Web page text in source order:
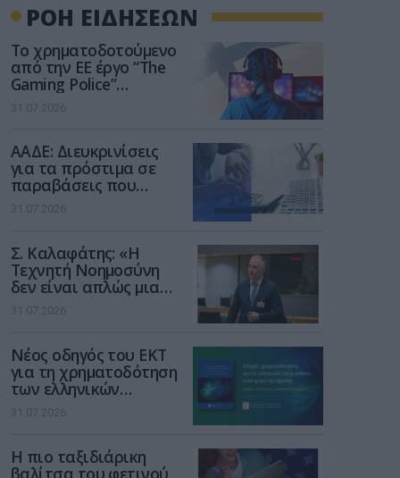
ΡΟΗ ΕΙΔΗΣΕΩΝ
Το χρηματοδοτούμενο
από την ΕΕ έργο “The
Gaming Police”
ενισχύει την ασφάλεια
των παιδιών στο
31.07.2026
ΑΑΔΕ: Διευκρινίσεις
για τα πρόστιμα σε
παραβάσεις που
αφορούν τους ΦΗΜ
31.07.2026
Σ. Καλαφάτης: «Η
Τεχνητή Νοημοσύνη
δεν είναι απλώς μια
νέα τεχνολογία, είναι
μια νέα βιομηχανική
31.07.2026
Νέος οδηγός του ΕΚΤ
για τη χρηματοδότηση
των ελληνικών
επιχειρήσεων στον
χώρο της άμυνας
31.07.2026
Η πιο ταξιδιάρικη
βαλίτσα του φετινού